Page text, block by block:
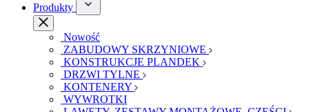
Produkty
Nowość
ZABUDOWY SKRZYNIOWE
KONSTRUKCJE PLANDEK
DRZWI TYLNE
KONTENERY
WYWROTKI